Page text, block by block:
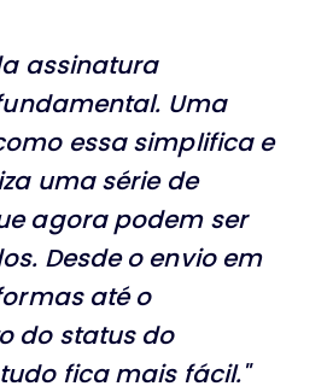
assinatura
Uma
essa simplifica e
uma série de
agora podem ser
Desde o envio em
até o
do status do
fica mais fácil."